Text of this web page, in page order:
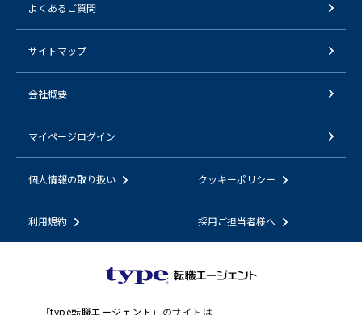
よくあるご質問
サイトマップ
会社概要
マイページログイン
個人情報の取り扱い クッキーポリシー
利用規約 採用ご担当者様へ
「type転職エージェント 」のサイトは